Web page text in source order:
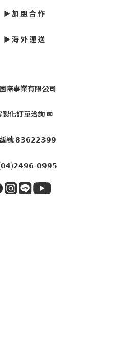
加 盟 合 作
► 海 外 運 送
際事業有限公司
化訂單洽詢 ✉
號 𝟴𝟯𝟲𝟮𝟮𝟯𝟵𝟵
𝟬𝟵𝟵𝟱